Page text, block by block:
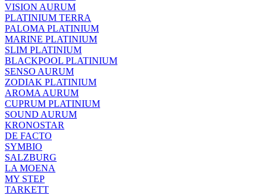
VISION AURUM
PLATINIUM TERRA
PALOMA PLATINIUM
MARINE PLATINIUM
SLIM PLATINIUM
BLACKPOOL PLATINIUM
SENSO AURUM
ZODIAK PLATINIUM
AROMA AURUM
CUPRUM PLATINIUM
SOUND AURUM
KRONOSTAR
DE FACTO
SYMBIO
SALZBURG
LA MOENA
MY STEP
TARKETT